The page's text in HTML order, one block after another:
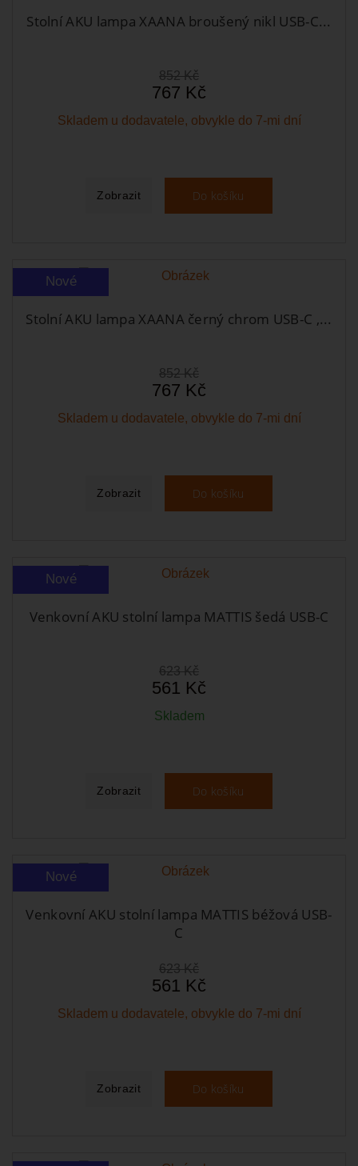
Stolní AKU lampa XAANA broušený nikl USB-C...
852 Kč
767 Kč
Skladem u dodavatele, obvykle do 7-mi dní
Zobrazit Do košíku
Nové
Stolní AKU lampa XAANA černý chrom USB-C ,...
852 Kč
767 Kč
Skladem u dodavatele, obvykle do 7-mi dní
Zobrazit Do košíku
Nové
Venkovní AKU stolní lampa MATTIS šedá USB-C
623 Kč
561 Kč
Skladem
Zobrazit Do košíku
Nové
Venkovní AKU stolní lampa MATTIS béžová USB-
C
623 Kč
561 Kč
Skladem u dodavatele, obvykle do 7-mi dní
Zobrazit Do košíku